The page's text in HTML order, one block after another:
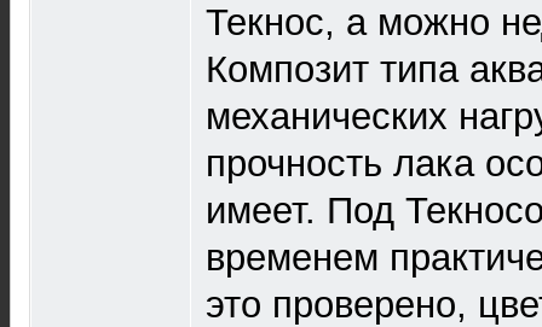
Текнос, а можно
Композит типа
механических
прочность лака
имеет. Под
временем
это проверено,